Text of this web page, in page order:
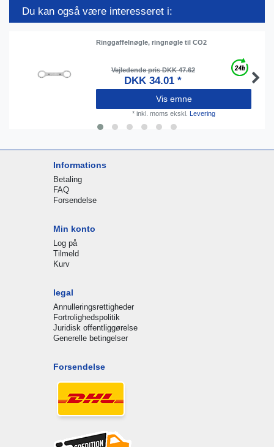
Du kan også være interesseret i:
Ringgaffelnøgle, ringnøgle til CO2
Vejledende pris DKK 47.62
DKK 34.01 *
Vis emne
* inkl. moms ekskl. Levering
Informations
Betaling
FAQ
Forsendelse
Min konto
Log på
Tilmeld
Kurv
legal
Annulleringsrettigheder
Fortrolighedspolitik
Juridisk offentliggørelse
Generelle betingelser
Forsendelse